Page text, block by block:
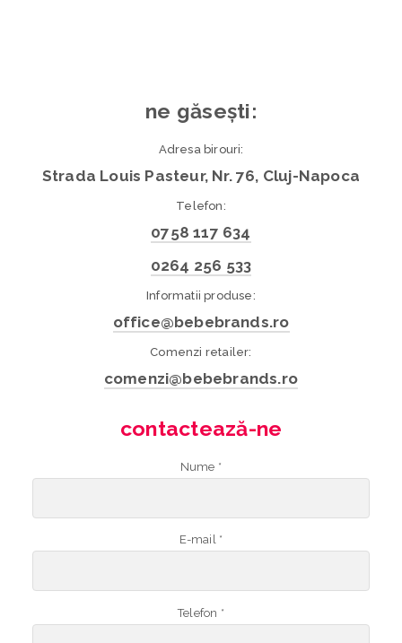
ne găsești:
Adresa birouri:
Strada Louis Pasteur, Nr. 76, Cluj-Napoca
Telefon:
0758 117 634
0264 256 533
Informatii produse:
office@bebebrands.ro
Comenzi retailer:
comenzi@bebebrands.ro
contactează-ne
Nume *
E-mail *
Telefon *